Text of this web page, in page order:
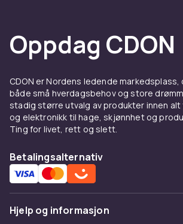
Beskytt skjermen din
med skjermbeskyttere
mobil
Skjermbeskyttere til mobil er
passe perfekt på din iPhone eller
telefon og gir en stilig og usynlig
holde skjermen din trygg. De er
og etterlater ingen klissete rester
fjernes – så utforsk vårt utvalg av
skjermbeskyttere til mobil og
skjermen din med stil.
Oppdag CDON
CDON er Nordens ledende markedsplass,
både små hverdagsbehov og store
stadig større utvalg av produkter innen alt
og elektronikk til hage, skjønnhet og
Ting for livet, rett og slett.
Betalingsalternativ
Hjelp og informasjon